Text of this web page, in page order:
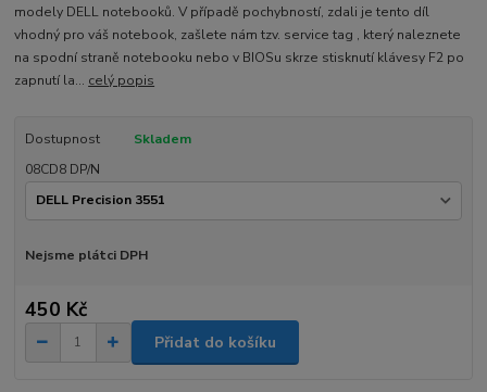
modely DELL notebooků. V případě pochybností, zdali je tento díl
vhodný pro váš notebook, zašlete nám tzv. service tag , který naleznete
na spodní straně notebooku nebo v BIOSu skrze stisknutí klávesy F2 po
zapnutí la... celý popis
Dostupnost
Skladem
08CD8 DP/N
Nejsme plátci DPH
450 Kč
Přidat do košíku